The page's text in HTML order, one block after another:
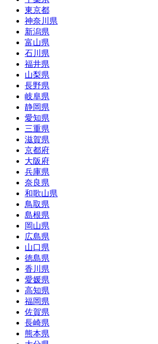
東京都
神奈川県
新潟県
富山県
石川県
福井県
山梨県
長野県
岐阜県
静岡県
愛知県
三重県
滋賀県
京都府
大阪府
兵庫県
奈良県
和歌山県
鳥取県
島根県
岡山県
広島県
山口県
徳島県
香川県
愛媛県
高知県
福岡県
佐賀県
長崎県
熊本県